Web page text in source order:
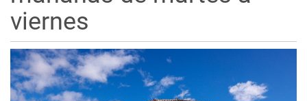
viernes